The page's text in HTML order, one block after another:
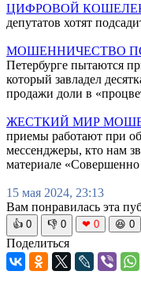
ЦИФРОВОЙ
депутатов хотят
МОШЕННИЧЕСТВО
Петербурге пытаются
который завладел
продажи доли в
ЖЕСТКИЙ МИР
приемы работают при
мессенджеры, кто нам
материале «Совершенно
15 мая 2024, 23:13
Вам понравилась эта
👍 0 👎 0 ❤ 0 😆 0
Поделиться